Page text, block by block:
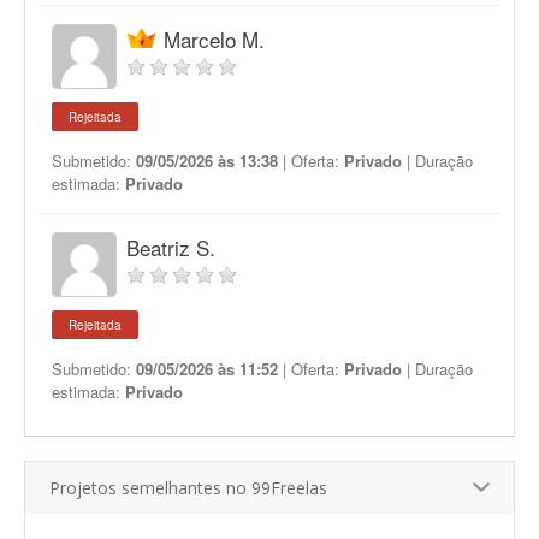
Marcelo M.
Rejeitada
Submetido: 09/05/2026 às 13:38 | Oferta: Privado | Duração
estimada: Privado
Beatriz S.
Rejeitada
Submetido: 09/05/2026 às 11:52 | Oferta: Privado | Duração
estimada: Privado
Projetos semelhantes no 99Freelas